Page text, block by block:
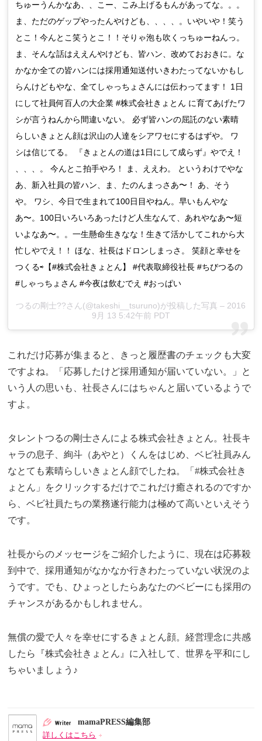
ちゅーうんかなあ、、こー、こみ上げるもんがあってな。。。
ま、ただのゲップやったんやけども、、、、。いやいや！笑う
とこ！今んとこ笑うとこ！！そりゃ泡も吹くっちゅーねんっ。
ま、そんな話はええんやけども、皆ハン、改めておおきに。な
かなか全ての皆ハンには採用通知送付いきわたってないかもし
らんけどもやな、全てしゃっちょさんには伝わってます！ 1日
にして社員何百人の大企業 #株式会社きょとん に育てあげたワ
シが言うねんから間違いない。 必ず皆ハンの屈託のない素晴
らしいきょとん顔は沢山の人達をシアワセにするはずや。 ワ
シは信じてる。 『きょとんの道は1日にして成らず』やでえ！
、、、。 今んとこ拍手やろ！ ま、ええわ。 というわけでやな
あ、新入社員の皆ハン、ま、たのんまっさあ〜！ あ、そう
や。 ワシ、今日で生まれて100日目やねん。早いもんやな
あ〜。100日いろいろあったけど人生なんて、あれやなあ〜短
いよなあ〜。。一生懸命生きなな！生きて活かしてこれから大
忙しやでえ！！ ほな、社長はドロンしまっさ。 笑顔と幸せを
つくる⇨【#株式会社きょとん】 #代表取締役社長 #ちびつるの
#しゃっちょさん #今夜は飲むでえ #おっぱい
つるの剛士??さん(@takeshi__tsuruno)が投稿した写真 – 2016
9月 13 5:42午前 PDT
これだけ応募が集まると、きっと履歴書のチェックも大変
ですよね。「応募したけど採用通知が届いていない。」と
いう人の思いも、社長さんにはちゃんと届いているようで
すよ。
タレントつるの剛士さんによる株式会社きょとん。社長キ
ャラの息子、絢斗（あやと）くんをはじめ、ベビ社員みん
なとても素晴らしいきょとん顔でしたね。「#株式会社き
ょとん」をクリックするだけでこれだけ癒されるのですか
ら、ベビ社員たちの業務遂行能力は極めて高いといえそう
です。
社長からのメッセージをご紹介したように、現在は応募殺
到中で、採用通知がなかなか行きわたっていない状況のよ
うです。でも、ひょっとしたらあなたのベビーにも採用の
チャンスがあるかもしれません。
無償の愛で人々を幸せにするきょとん顔。経営理念に共感
したら『株式会社きょとん』に入社して、世界を平和にし
ちゃいましょう♪
mamaPRESS編集部
詳しくはこちら